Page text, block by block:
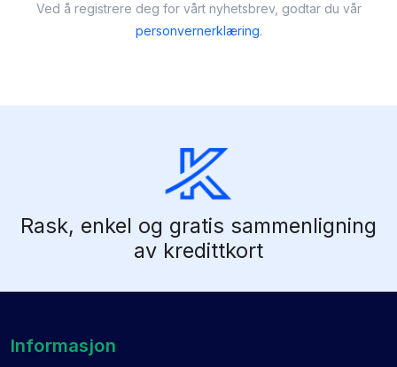
Ved å registrere deg for vårt nyhetsbrev, godtar du vår
personvernerklæring.
Rask, enkel og gratis sammenligning
av kredittkort
Informasjon